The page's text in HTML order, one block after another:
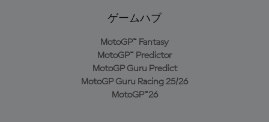
ゲームハブ
MotoGP™ Fantasy
MotoGP™ Predictor
MotoGP Guru Predict
MotoGP Guru Racing 25/26
MotoGP™26